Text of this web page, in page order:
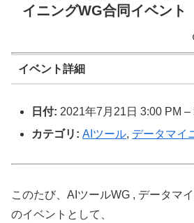
イニングWG合同イベント
イベント詳細
日付: 2021年7月21日 3:00 PM –
カテゴリ: AIツール, データマイ
このたび、AIツールWG , データマ
のイベントとして、